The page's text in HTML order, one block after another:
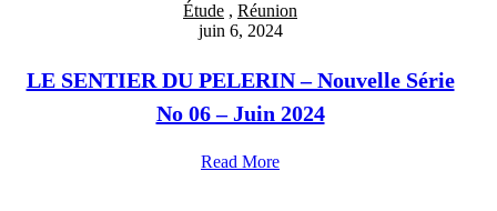
Étude , Réunion
juin 6, 2024
LE SENTIER DU PELERIN – Nouvelle Série
No 06 – Juin 2024
Read More